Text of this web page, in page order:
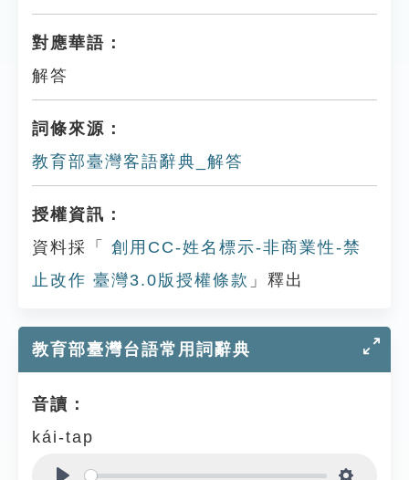
對應華語：
解答
詞條來源：
教育部臺灣客語辭典_解答
授權資訊：
資料採「
創用CC-姓名標示-非商業性-禁
止改作 臺灣3.0版授權條款 」釋出
教育部臺灣台語常用詞辭典
音讀：
kái-tap